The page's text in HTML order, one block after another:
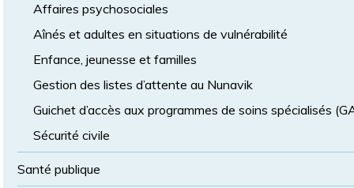
Affaires psychosociales
Aînés et adultes en situations de vulnérabilité
Enfance, jeunesse et familles
Gestion des listes d’attente au Nunavik
Guichet d’accès aux programmes de soins spécialisés
Sécurité civile
Santé publique